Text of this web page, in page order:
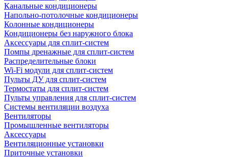
Канальные кондиционеры
Напольно-потолочные кондиционеры
Колонные кондиционеры
Кондиционеры без наружного блока
Аксессуары для сплит-систем
Помпы дренажные для сплит-систем
Распределительные блоки
Wi-Fi модули для сплит-систем
Пульты ДУ для сплит-систем
Термостаты для сплит-систем
Пульты управления для сплит-систем
Системы вентиляции воздуха
Вентиляторы
Промышленные вентиляторы
Аксессуары
Вентиляционные установки
Приточные установки